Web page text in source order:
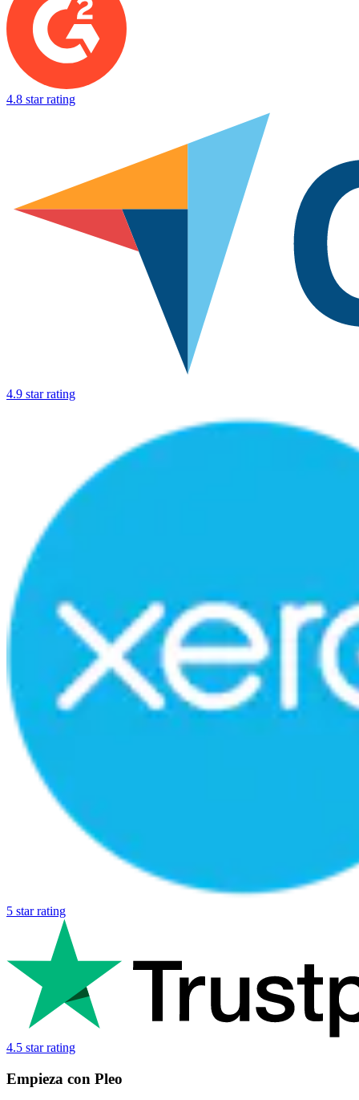
4.8 star rating
4.9 star rating
5 star rating
4.5 star rating
Empieza con Pleo